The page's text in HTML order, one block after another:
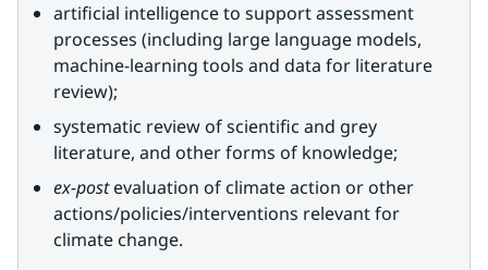
artificial intelligence to support assessment
processes (including large language models,
machine-learning tools and data for literature
review);
systematic review of scientific and grey
literature, and other forms of knowledge;
ex-post evaluation of climate action or other
actions/policies/interventions relevant for
climate change.